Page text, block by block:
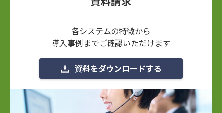
各システムの特徴から
導入事例までご確認いただけます
資料をダウンロードする